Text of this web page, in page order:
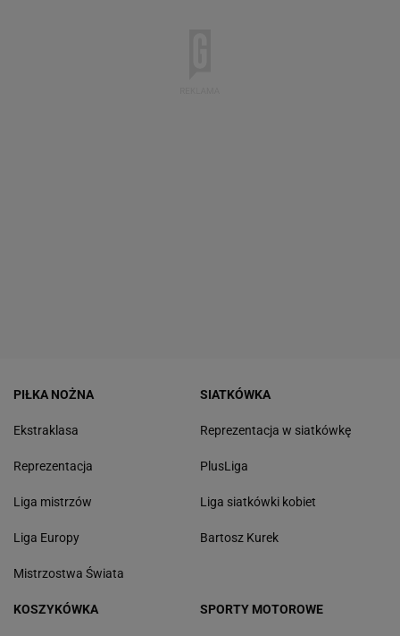
PIŁKA NOŻNA
Ekstraklasa
Reprezentacja
Liga mistrzów
Liga Europy
Mistrzostwa Świata
SIATKÓWKA
Reprezentacja w siatkówkę
PlusLiga
Liga siatkówki kobiet
Bartosz Kurek
KOSZYKÓWKA SPORTY MOTOROWE